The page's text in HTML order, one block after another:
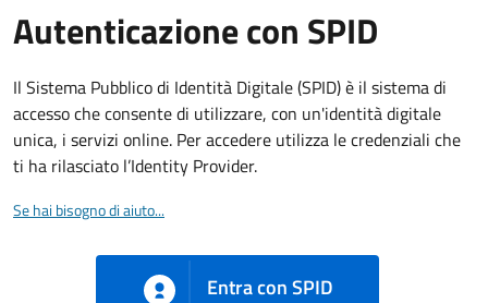
Autenticazione con SPID
Il Sistema Pubblico di Identità Digitale (SPID) è il sistema di
accesso che consente di utilizzare, con un'identità digitale
unica, i servizi online. Per accedere utilizza le credenziali che
ti ha rilasciato l’Identity Provider.
Se hai bisogno di aiuto...
Entra con SPID